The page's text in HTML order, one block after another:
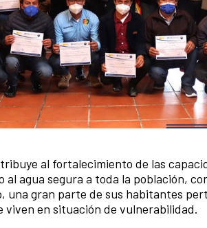
al fortalecimiento de las
al agua segura a toda la población,
gran parte de sus habitantes
viven en situación de vulnerabilidad.